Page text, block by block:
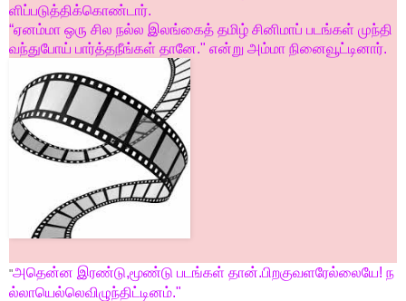
ளிப்படுத்திக்கொண்டார்.
“ஏனம்மா ஒரு சில நல்ல இலங்கைத் தமிழ் சினிமாப் படங்கள் முந்தி
வந்துபோய் பார்த்தநீங்கள் தானே." என்று அம்மா நினைவூட்டினார்.
"அதென்ன இரண்டு,மூண்டு படங்கள் தான்.பிறகுவளரேல்லையே! ந
ல்லாயெல்லெவிழுந்திட்டினம்."